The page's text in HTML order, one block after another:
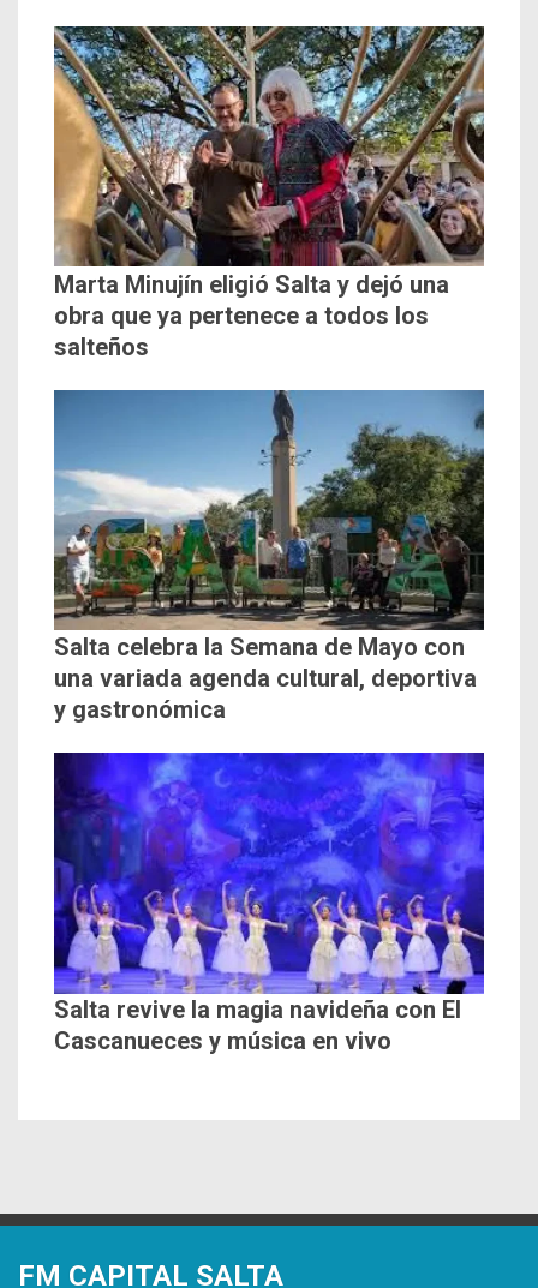
Marta Minujín eligió Salta y dejó una
obra que ya pertenece a todos los
salteños
Salta celebra la Semana de Mayo con
una variada agenda cultural, deportiva
y gastronómica
Salta revive la magia navideña con El
Cascanueces y música en vivo
FM CAPITAL SALTA